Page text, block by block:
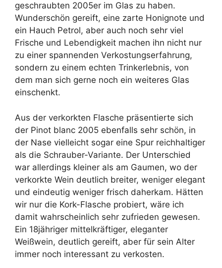
geschraubten 2005er im Glas zu haben.
Wunderschön gereift, eine zarte Honignote und
ein Hauch Petrol, aber auch noch sehr viel
Frische und Lebendigkeit machen ihn nicht nur
zu einer spannenden Verkostungserfahrung,
sondern zu einem echten Trinkerlebnis, von
dem man sich gerne noch ein weiteres Glas
einschenkt.
Aus der verkorkten Flasche präsentierte sich
der Pinot blanc 2005 ebenfalls sehr schön, in
der Nase vielleicht sogar eine Spur reichhaltiger
als die Schrauber-Variante. Der Unterschied
war allerdings kleiner als am Gaumen, wo der
verkorkte Wein deutlich breiter, weniger elegant
und eindeutig weniger frisch daherkam. Hätten
wir nur die Kork-Flasche probiert, wäre ich
damit wahrscheinlich sehr zufrieden gewesen.
Ein 18jähriger mittelkräftiger, eleganter
Weißwein, deutlich gereift, aber für sein Alter
immer noch interessant zu verkosten.